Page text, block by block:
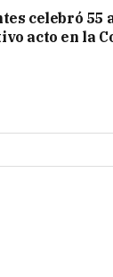
celebró 55
acto en la